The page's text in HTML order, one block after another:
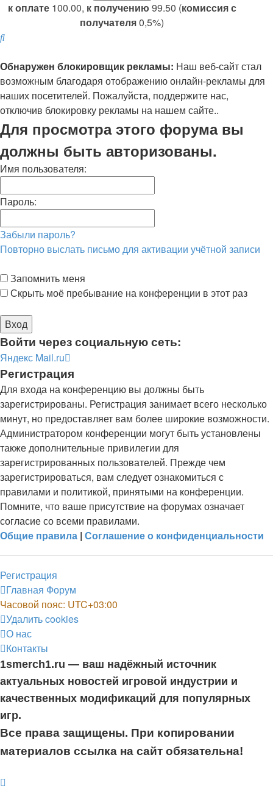
к оплате100.00, к получению 99.50 (комиссия с
получателя0,5%)
Поиск
Обнаружен блокировщик рекламы: Наш веб-сайт стал
возможным благодаря отображению онлайн-рекламы для
наших посетителей. Пожалуйста, поддержите нас,
отключив блокировку рекламы на нашем сайте..
Для просмотра этого форума вы
должны быть авторизованы.
Имя пользователя:
Пароль:
Забыли пароль?
Повторно выслать письмо для активации учётной записи
Запомнить меня
Скрыть моё пребывание на конференции в этот раз
Войти через социальную сеть:
Яндекс Mail.ru
Регистрация
Для входа на конференцию вы должны быть
зарегистрированы. Регистрация занимает всего несколько
минут, но предоставляет вам более широкие возможности.
Администратором конференции могут быть установлены
также дополнительные привилегии для
зарегистрированных пользователей. Прежде чем
зарегистрироваться, вам следует ознакомиться с
правилами и политикой, принятыми на конференции.
Помните, что ваше присутствие на форумах означает
согласие со всеми правилами.
Общие правила | Соглашение о конфиденциальности
Регистрация
Главная Форум
Часовой пояс: UTC+03:00
Удалить cookies
О нас
Контакты
1smerch1.ru — ваш надёжный источник
актуальных новостей игровой индустрии и
качественных модификаций для популярных
игр.
Все права защищены. При копировании
материалов ссылка на сайт обязательна!